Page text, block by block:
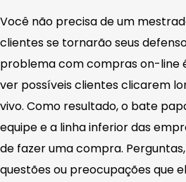
Você não precisa de um
clientes se tornarão seus
problema com compras on-line
ver possíveis clientes clicarem
vivo. Como resultado, o bate
equipe e a linha inferior das
de fazer uma compra.
questões ou preocupações que